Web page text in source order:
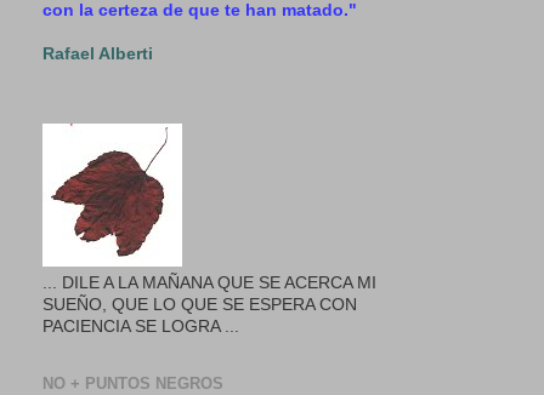
con la certeza de que te han matado."
Rafael Alberti
... DILE A LA MAÑANA QUE SE ACERCA MI
SUEÑO, QUE LO QUE SE ESPERA CON
PACIENCIA SE LOGRA ...
NO + PUNTOS NEGROS